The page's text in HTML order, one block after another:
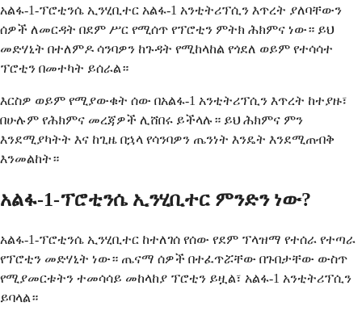
አልፋ-1-ፕሮቲንሴ ኢንሂቢተር አልፋ-1 አንቲትሪፕሲን እጥረት ያለባቸውን
ሰዎች ለመርዳት በደም ሥር የሚሰጥ የፕሮቲን ምትክ ሕክምና ነው። ይህ
መድሃኒት በተለምዶ ሳንባዎን ከጉዳት የሚከላከል የጎደለ ወይም የተሳሳተ
ፕሮቲን በመተካት ይሰራል።
እርስዎ ወይም የሚያውቁት ሰው በአልፋ-1 አንቲትሪፕሲን እጥረት ከተያዙ፣
በሁሉም የሕክምና መረጃዎች ሊሸበሩ ይችላሉ። ይህ ሕክምና ምን
እንደሚያካትት እና ከጊዜ በኋላ የሳንባዎን ጤንነት እንዴት እንደሚጠብቅ
እንመልከት።
አልፋ-1-ፕሮቲንሴ ኢንሂቢተር ምንድን ነው?
አልፋ-1-ፕሮቲንሴ ኢንሂቢተር ከተለገሰ የሰው የደም ፕላዝማ የተሰራ የተጣራ
የፕሮቲን መድሃኒት ነው። ጤናማ ሰዎች በተፈጥሯቸው በጉበታቸው ውስጥ
የሚያመርቱትን ተመሳሳይ መከላከያ ፕሮቲን ይዟል፣ አልፋ-1 አንቲትሪፕሲን
ይባላል።